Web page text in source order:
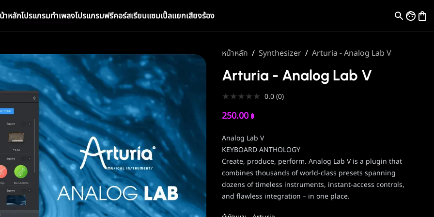
าหลักโปรแกรมทำเพลงโปรแกรมฟรีคอร์สเรียนแซมเปิ้ลแยกเสียงร้อง
หน้าหลัก / Synthesizer / Arturia - Analog Lab V
Arturia - Analog Lab V
★★★★★ 0.0 (0)
250.00 ฿
Analog Lab V
KEYBOARD ANTHOLOGY
Create, produce, perform. Analog Lab V is a plugin that
combines thousands of world-class presets spanning
dozens of timeless instruments, instant-access controls,
and flawless integration – in one place.